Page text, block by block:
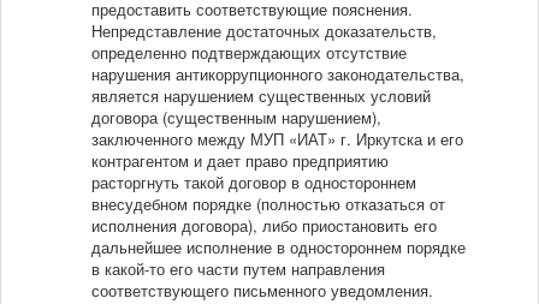
предоставить соответствующие пояснения.
Непредставление достаточных доказательств,
определенно подтверждающих отсутствие
нарушения антикоррупционного законодательства,
является нарушением существенных условий
договора (существенным нарушением),
заключенного между МУП «ИАТ» г. Иркутска и его
контрагентом и дает право предприятию
расторгнуть такой договор в одностороннем
внесудебном порядке (полностью отказаться от
исполнения договора), либо приостановить его
дальнейшее исполнение в одностороннем порядке
в какой-то его части путем направления
соответствующего письменного уведомления.